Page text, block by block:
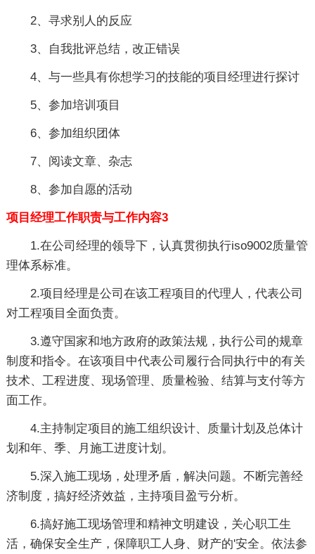
2、寻求别人的反应
3、自我批评总结，改正错误
4、与一些具有你想学习的技能的项目经理进行探讨
5、参加培训项目
6、参加组织团体
7、阅读文章、杂志
8、参加自愿的活动
项目经理工作职责与工作内容3
1.在公司经理的领导下，认真贯彻执行iso9002质量管
理体系标准。
2.项目经理是公司在该工程项目的代理人，代表公司
对工程项目全面负责。
3.遵守国家和地方政府的政策法规，执行公司的规章
制度和指令。在该项目中代表公司履行合同执行中的有关
技术、工程进度、现场管理、质量检验、结算与支付等方
面工作。
4.主持制定项目的施工组织设计、质量计划及总体计
划和年、季、月施工进度计划。
5.深入施工现场，处理矛盾，解决问题。不断完善经
济制度，搞好经济效益，主持项目盈亏分析。
6.搞好施工现场管理和精神文明建设，关心职工生
活，确保安全生产，保障职工人身、财产的'安全。依法参